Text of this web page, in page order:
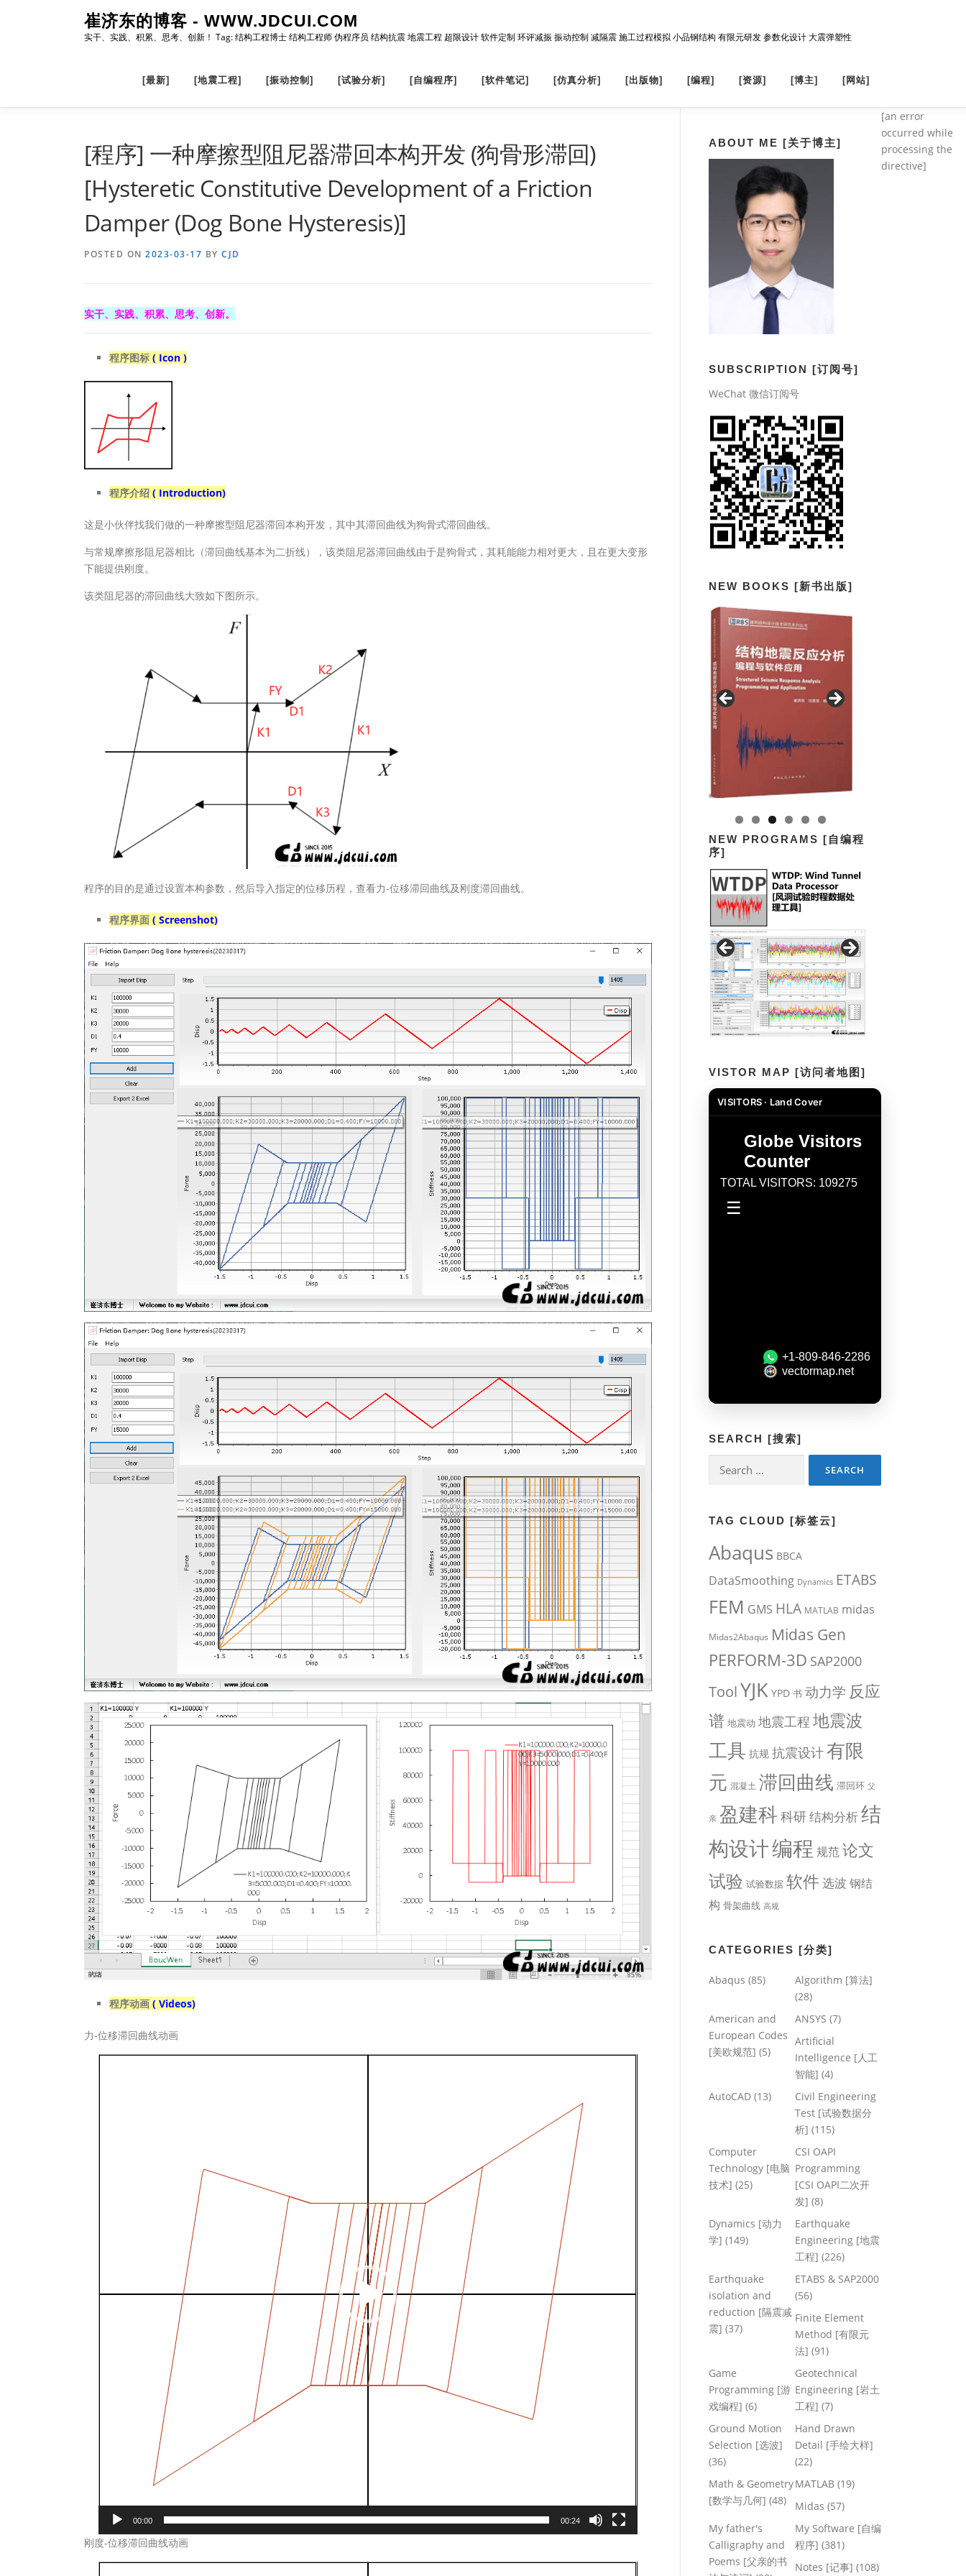
崔济东的博客 - WWW.JDCUI.COM
实干、实践、积累、思考、创新！ Tag: 结构工程博士 结构工程师 伪程序员 结构抗震 地震工程 超限设计 软件定制 环评减振 振动控制 减隔震 施工过程模拟 小品钢结构 有限元研发 参数化设计 大震弹塑性
[最新] [地震工程] [振动控制] [试验分析] [自编程序] [软件笔记] [仿真分析] [出版物] [编程] [资源] [博主] [网站]
[程序] 一种摩擦型阻尼器滞回本构开发 (狗骨形滞回)
[Hysteretic Constitutive Development of a Friction
Damper (Dog Bone Hysteresis)]
POSTED ON 2023-03-17 BY CJD
实干、实践、积累、思考、创新。
程序图标 ( Icon )
程序介绍 ( Introduction)
这是小伙伴找我们做的一种摩擦型阻尼器滞回本构开发，其中其滞回曲线为狗骨式滞回曲线。
与常规摩擦形阻尼器相比（滞回曲线基本为二折线），该类阻尼器滞回曲线由于是狗骨式，其耗能能力相对更大，且在更大变形
下能提供刚度。
该类阻尼器的滞回曲线大致如下图所示。
程序的目的是通过设置本构参数，然后导入指定的位移历程，查看力-位移滞回曲线及刚度滞回曲线。
程序界面 ( Screenshot)
程序动画 ( Videos)
力-位移滞回曲线动画
00:00 00:24
刚度-位移滞回曲线动画
ABOUT ME [关于博主]
SUBSCRIPTION [订阅号]
WeChat 微信订阅号
NEW BOOKS [新书出版]
NEW PROGRAMS [自编程
序]
VISTOR MAP [访问者地图]
VISITORS · Land Cover
SEARCH [搜索]
for:
TAG CLOUD [标签云]
Abaqus BBCA
DataSmoothing Dynamics ETABS
FEM GMS HLA MATLAB midas
Midas2Abaqus Midas Gen
PERFORM-3D SAP2000
ToolYJK YPD 书 动力学 反应
谱 地震动 地震工程 地震波
工具 抗规 抗震设计有限
元 混凝土 滞回曲线 滞回环 父
亲 盈建科 科研 结构分析结
构设计编程 规范论文
试验 试验数据 软件选波 钢结
构 骨架曲线 高规
CATEGORIES [分类]
Abaqus (85)
Algorithm [算法]
(28)
American and
European Codes
[美欧规范] (5)
ANSYS (7)
Artificial
Intelligence [人工
智能] (4)
AutoCAD (13)
Civil Engineering
Test [试验数据分
析] (115)
Computer
Technology [电脑
技术] (25)
CSI OAPI
Programming
[CSI OAPI二次开
发] (8)
Dynamics [动力
学] (149)
Earthquake
Engineering [地震
工程] (226)
Earthquake
isolation and
reduction [隔震减
震] (37)
ETABS & SAP2000
(56)
Finite Element
Method [有限元
法] (91)
Game
Programming [游
戏编程] (6)
Geotechnical
Engineering [岩土
工程] (7)
Ground Motion
Selection [选波]
(36)
Hand Drawn
Detail [手绘大样]
(22)
Math & Geometry
[数学与几何] (48)
MATLAB (19)
Midas (57)
My father's
Calligraphy and
Poems [父亲的书
My Software [自编
程序] (381)
Notes [记事] (108)
[an error
occurred while
processing the
directive]